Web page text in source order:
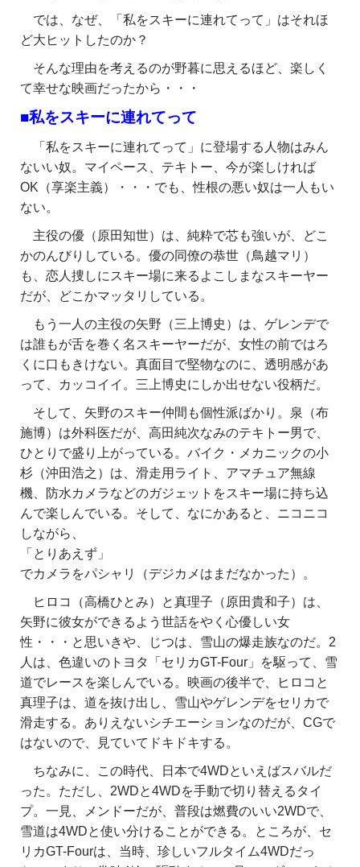
では、なぜ、「私をスキーに連れてって」はそれほ
ど大ヒットしたのか？
そんな理由を考えるのが野暮に思えるほど、楽しく
て幸せな映画だったから・・・
■私をスキーに連れてって
「私をスキーに連れてって」に登場する人物はみん
ないい奴。マイペース、テキトー、今が楽しければ
OK（享楽主義）・・・でも、性根の悪い奴は一人もい
ない。
主役の優（原田知世）は、純粋で芯も強いが、どこ
かのんびりしている。優の同僚の恭世（鳥越マリ）
も、恋人捜しにスキー場に来るよこしまなスキーヤー
だが、どこかマッタリしている。
もう一人の主役の矢野（三上博史）は、ゲレンデで
は誰もが舌を巻く名スキーヤーだが、女性の前ではろ
くに口もきけない。真面目で堅物なのに、透明感があ
って、カッコイイ。三上博史にしか出せない役柄だ。
そして、矢野のスキー仲間も個性派ばかり。泉（布
施博）は外科医だが、高田純次なみのテキトー男で、
ひとりで盛り上がっている。バイク・メカニックの小
杉（沖田浩之）は、滑走用ライト、アマチュア無線
機、防水カメラなどのガジェットをスキー場に持ち込
んで楽しんでいる。そして、なにかあると、ニコニコ
しながら、
「とりあえず」
でカメラをパシャリ（デジカメはまだなかった）。
ヒロコ（高橋ひとみ）と真理子（原田貴和子）は、
矢野に彼女ができるよう世話をやく心優しい女
性・・・と思いきや、じつは、雪山の爆走族なのだ。2
人は、色違いのトヨタ「セリカGT-Four」を駆って、雪
道でレースを楽しんでいる。映画の後半で、ヒロコと
真理子は、道を抜け出し、雪山やゲレンデをセリカで
滑走する。ありえないシチエーションなのだが、CGで
はないので、見ていてドキドキする。
ちなみに、この時代、日本で4WDといえばスバルだ
った。ただし、2WDと4WDを手動で切り替えるタイ
プ。一見、メンドーだが、普段は燃費のいい2WDで、
雪道は4WDと使い分けることができる。ところが、セ
リカGT-Fourは、当時、珍しいフルタイム4WDだっ